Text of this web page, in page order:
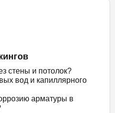
стены и потолок?
вод и капиллярного
арматуры в